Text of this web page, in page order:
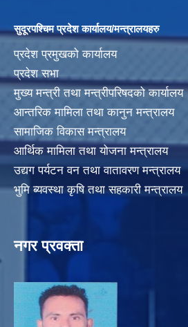
सुदूरपश्चिम प्रदेश कार्यालय/मन्त्रालयहरु
प्रदेश प्रमुखको कार्यालय
प्रदेश सभा
मुख्य मन्त्री तथा मन्त्रीपरिषदको कार्यालय
आन्तरिक मामिला तथा कानुन मन्त्रालय
सामाजिक विकास मन्त्रालय
आर्थिक मामिला तथा योजना मन्त्रालय
उद्यग पर्यटन वन तथा वातावरण मन्त्रालय
भुमि ब्यवस्था कृषि तथा सहकारी मन्त्रालय
नगर प्रवक्ता